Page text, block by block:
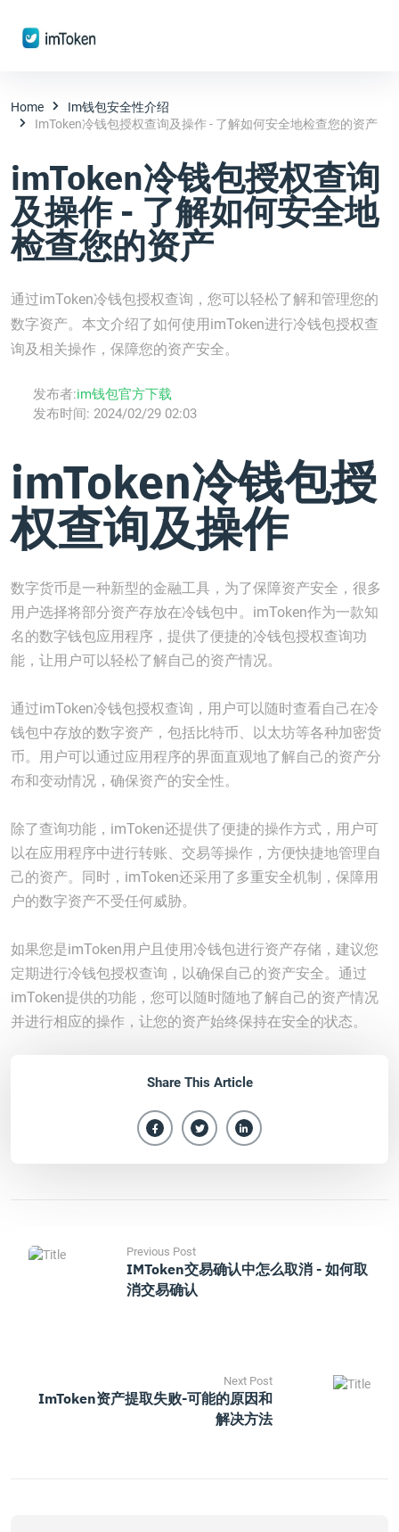
Home
Im钱包安全性介绍
ImToken冷钱包授权查询及操作 - 了解如何安全地检查您的资产
imToken冷钱包授权查询
及操作 - 了解如何安全地
检查您的资产
通过imToken冷钱包授权查询，您可以轻松了解和管理您的
数字资产。本文介绍了如何使用imToken进行冷钱包授权查
询及相关操作，保障您的资产安全。
发布者:im钱包官方下载
发布时间: 2024/02/29 02:03
imToken冷钱包授
权查询及操作
数字货币是一种新型的金融工具，为了保障资产安全，很多
用户选择将部分资产存放在冷钱包中。imToken作为一款知
名的数字钱包应用程序，提供了便捷的冷钱包授权查询功
能，让用户可以轻松了解自己的资产情况。
通过imToken冷钱包授权查询，用户可以随时查看自己在冷
钱包中存放的数字资产，包括比特币、以太坊等各种加密货
币。用户可以通过应用程序的界面直观地了解自己的资产分
布和变动情况，确保资产的安全性。
除了查询功能，imToken还提供了便捷的操作方式，用户可
以在应用程序中进行转账、交易等操作，方便快捷地管理自
己的资产。同时，imToken还采用了多重安全机制，保障用
户的数字资产不受任何威胁。
如果您是imToken用户且使用冷钱包进行资产存储，建议您
定期进行冷钱包授权查询，以确保自己的资产安全。通过
imToken提供的功能，您可以随时随地了解自己的资产情况
并进行相应的操作，让您的资产始终保持在安全的状态。
Share This Article
Previous Post
IMToken交易确认中怎么取消 - 如何取
消交易确认
Next Post
ImToken资产提取失败-可能的原因和
解决方法